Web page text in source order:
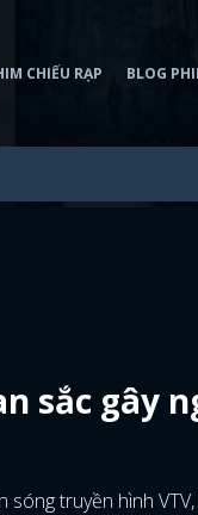
CHIẾU RẠP BLOG
sắc gây
truyền hình VTV,